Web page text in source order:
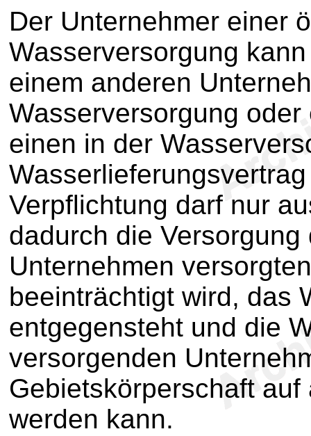
Der Unternehmer einer
Wasserversorgung
einem anderen
Wasserversorgung
einen in der
Verpflichtung darf nur
dadurch die
Unternehmen
beeinträchtigt wird, das
entgegensteht und die
versorgenden
Gebietskörperschaft
werden kann.